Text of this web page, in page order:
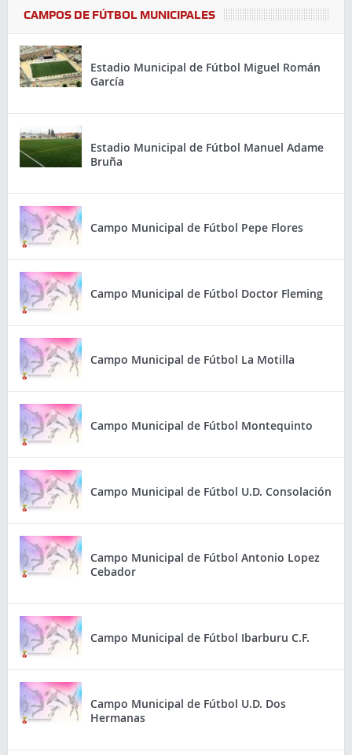
CAMPOS DE FÚTBOL MUNICIPALES
Estadio Municipal de Fútbol Miguel Román
García
Estadio Municipal de Fútbol Manuel Adame
Bruña
Campo Municipal de Fútbol Pepe Flores
Campo Municipal de Fútbol Doctor Fleming
Campo Municipal de Fútbol La Motilla
Campo Municipal de Fútbol Montequinto
Campo Municipal de Fútbol U.D. Consolación
Campo Municipal de Fútbol Antonio Lopez
Cebador
Campo Municipal de Fútbol Ibarburu C.F.
Campo Municipal de Fútbol U.D. Dos
Hermanas